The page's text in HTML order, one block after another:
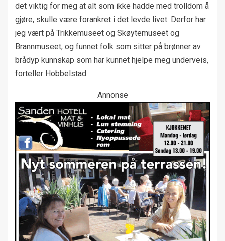
det viktig for meg at alt som ikke hadde med trolldom å
gjøre, skulle være forankret i det levde livet. Derfor har
jeg vært på Trikkemuseet og Skøytemuseet og
Brannmuseet, og funnet folk som sitter på brønner av
brådyp kunnskap som har kunnet hjelpe meg underveis,
forteller Hobbelstad.
Annonse